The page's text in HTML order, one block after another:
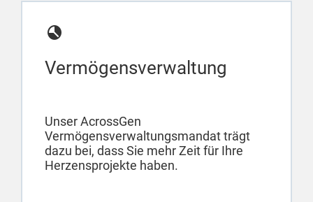
Vermögensverwaltung
Unser AcrossGen
Vermögensverwaltungsmandat trägt
dazu bei, dass Sie mehr Zeit für Ihre
Herzensprojekte haben.